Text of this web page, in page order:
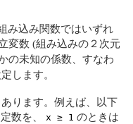
み込み関数ではいずれ
変数 (組み込みの２次元
の未知の係数、すなわ
します。
ります。例えば、以下
数を、 x ≥ 1 のときは